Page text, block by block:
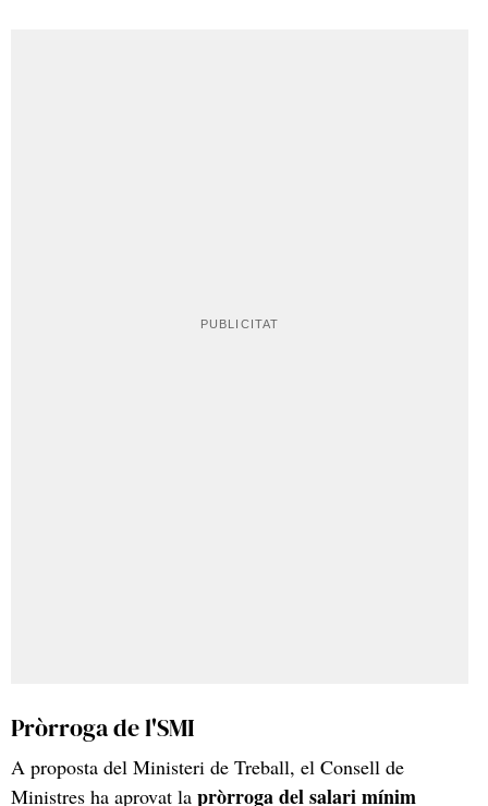
Pròrroga de l'SMI
A proposta del Ministeri de Treball, el Consell de
Ministres ha aprovat la pròrroga del salari mínim